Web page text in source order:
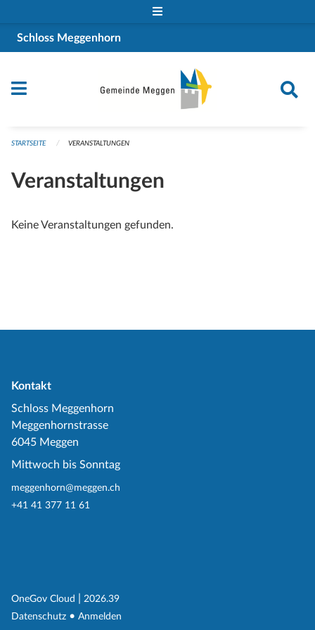
Schloss Meggenhorn
STARTSEITE VERANSTALTUNGEN
Veranstaltungen
Keine Veranstaltungen gefunden.
Kontakt
Schloss Meggenhorn
Meggenhornstrasse
6045 Meggen
Mittwoch bis Sonntag
meggenhorn@meggen.ch
+41 41 377 11 61
OneGov Cloud (External Link)
2026.39
Datenschutz (External Link)
Anmelden